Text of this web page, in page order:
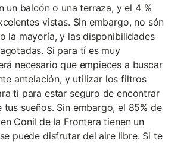
un balcón o una terraza, y el 4 %
vistas. Sin embargo, no són
la mayoría, y las disponibilidades
Si para tí es muy
necesario que empieces a buscar
antelación, y utilizar los filtros
ti para estar seguro de encontrar
sueños. Sin embargo, el 85% de
Conil de la Frontera tienen un
puede disfrutar del aire libre. Si te